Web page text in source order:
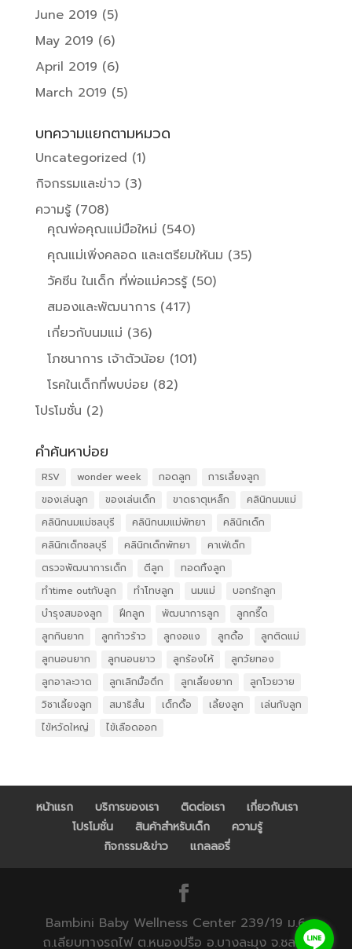
June 2019 (5)
May 2019 (6)
April 2019 (6)
March 2019 (5)
บทความแยกตามหมวด
Uncategorized (1)
กิจกรรมและข่าว(3)
ความรู้(708)
คุณพ่อคุณแม่มือใหม่ (540)
คุณแม่เพิ่งคลอด และเตรียมให้นม (35)
วัคซีน ในเด็ก ที่พ่อแม่ควรรู้(50)
สมองและพัฒนาการ(417)
เกี่ยวกับนมแม่ (36)
โภชนาการ เจ้าตัวน้อย (101)
โรคในเด็กที่พบบ่อย (82)
โปรโมชั่น (2)
คำค้นหาบ่อย
RSV wonder week กอดลูก
การเลี้ยงลูก
ของเล่นลูก
ของเล่นเด็ก ขาดธาตุเหล็ก
คลินิกนมแม่
คลินิกนมแม่ชลบุรี
คลินิกนมแม่พัทยา
คลินิกเด็ก
คลินิกเด็กชลบุรี
คลินิกเด็กพัทยา
คาเฟ่เด็ก
ตรวจพัฒนาการเด็ก
ตีลูก
ทอดทิ้งลูก
ทำtime outกับลูก
ทำโทษลูก นมแม่
บอกรักลูก
บำรุงสมองลูก
ฝึกลูก พัฒนาการลูก
ลูกกรี๊ด
ลูกกินยาก
ลูกก้าวร้าว ลูกงอแง ลูกดื้อ
ลูกติดแม่
ลูกนอนยาก
ลูกนอนยาว ลูกร้องไห้
ลูกวัยทอง
ลูกอาละวาด
ลูกเลิกมื้อดึก ลูกเลี้ยงยาก
ลูกโวยวาย
วิชาเลี้ยงลูก
สมาธิสั้น เด็กดื้อ เลี้ยงลูก
เล่นกับลูก
ไข้หวัดใหญ่
ไข้เลือดออก
หน้าแรก บริการของเรา ติดต่อเรา
เกี่ยวกับเรา
โปรโมชั่น
สินค้าสำหรับเด็ก
ความรู้
กิจกรรม&ข่าว
แกลลอรี่
Bambini Baby Wellness Center 239/19 ม.6
ถ.เลียบทางรถไฟ ต.หนองปรือ อ.บางละมุง จ.ชลบุรี